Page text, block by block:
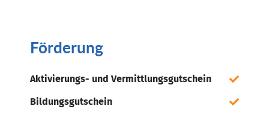
Förderung
Aktivierungs- und Vermittlungsgutschein
Bildungsgutschein